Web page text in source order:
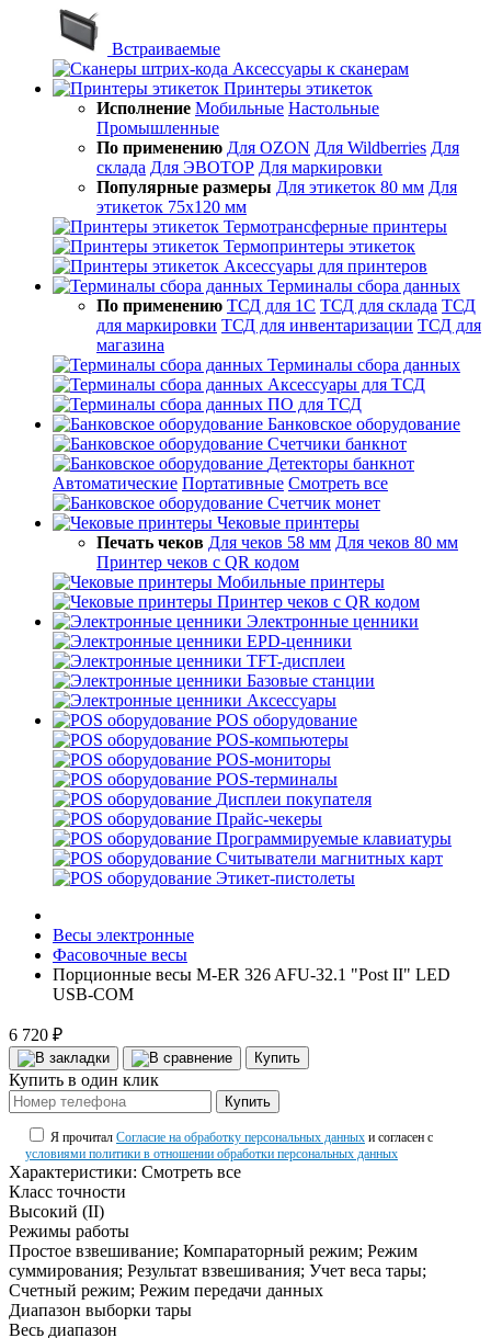
Встраиваемые
Аксессуары к сканерам
Принтеры этикеток
Исполнение Мобильные Настольные
Промышленные
По применению Для OZON Для Wildberries Для
склада Для ЭВОТОР Для маркировки
Популярные размеры Для этикеток 80 мм Для
этикеток 75х120 мм
Термотрансферные принтеры
Термопринтеры этикеток
Аксессуары для принтеров
Терминалы сбора данных
По применению ТСД для 1С ТСД для склада ТСД
для маркировки ТСД для инвентаризации ТСД для
магазина
Терминалы сбора данных
Аксессуары для ТСД
ПО для ТСД
Банковское оборудование
Счетчики банкнот
Детекторы банкнот
Автоматические Портативные Смотреть все
Счетчик монет
Чековые принтеры
Печать чеков Для чеков 58 мм Для чеков 80 мм
Принтер чеков с QR кодом
Мобильные принтеры
Принтер чеков с QR кодом
Электронные ценники
EPD-ценники
TFT-дисплеи
Базовые станции
Аксессуары
POS оборудование
POS-компьютеры
POS-мониторы
POS-терминалы
Дисплеи покупателя
Прайс-чекеры
Программируемые клавиатуры
Считыватели магнитных карт
Этикет-пистолеты
Весы электронные
Фасовочные весы
Порционные весы M-ER 326 AFU-32.1 "Post II" LED
USB-COM
6 720 ₽
Купить
Купить в один клик
Купить
Я прочитал Согласие на обработку персональных данных и согласен с
условиями политики в отношении обработки персональных данных
Характеристики: Смотреть все
Класс точности
Высокий (II)
Режимы работы
Простое взвешивание; Компараторный режим; Режим
суммирования; Результат взвешивания; Учет веса тары;
Счетный режим; Режим передачи данных
Диапазон выборки тары
Весь диапазон